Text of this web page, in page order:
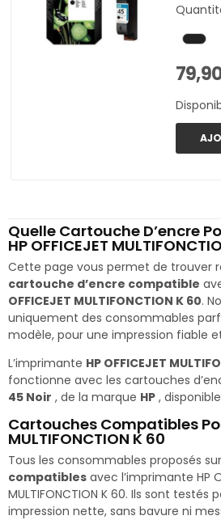
Quelle Cartouche D’encre
HP OFFICEJET
Cette page vous permet de trouver
cartouche d’encre compatible
OFFICEJET MULTIFONCTION K 60.
uniquement des consommables
modèle, pour une impression fiable
L’imprimante HP OFFICEJET
fonctionne avec les cartouches
45 Noir , de la marque HP ,
Cartouches Compatibles
MULTIFONCTION K 60
Tous les consommables proposés
compatibles avec l’imprimante HP
MULTIFONCTION K 60. Ils sont testés
impression nette, sans bavure ni